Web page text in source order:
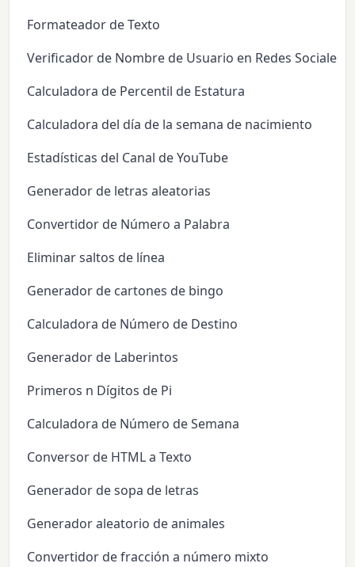
Formateador de Texto
Verificador de Nombre de Usuario en Redes Sociales
Calculadora de Percentil de Estatura
Calculadora del día de la semana de nacimiento
Estadísticas del Canal de YouTube
Generador de letras aleatorias
Convertidor de Número a Palabra
Eliminar saltos de línea
Generador de cartones de bingo
Calculadora de Número de Destino
Generador de Laberintos
Primeros n Dígitos de Pi
Calculadora de Número de Semana
Conversor de HTML a Texto
Generador de sopa de letras
Generador aleatorio de animales
Convertidor de fracción a número mixto